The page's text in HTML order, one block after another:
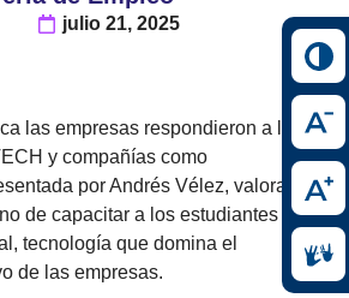
julio 21, 2025
las empresas respondieron a la
y compañías como
por Andrés Vélez, valoran el
de capacitar a los estudiantes en
tecnología que domina el
de las empresas.